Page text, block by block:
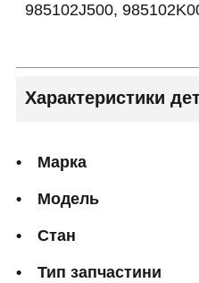
985102J500,
Характеристики
Марка
Модель
Стан
Тип запчастини